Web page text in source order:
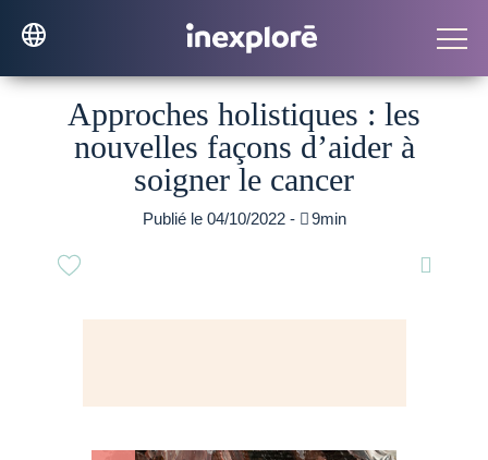
Approches holistiques : les
nouvelles façons d’aider à
soigner le cancer
Publié le 04/10/2022 - 9min
